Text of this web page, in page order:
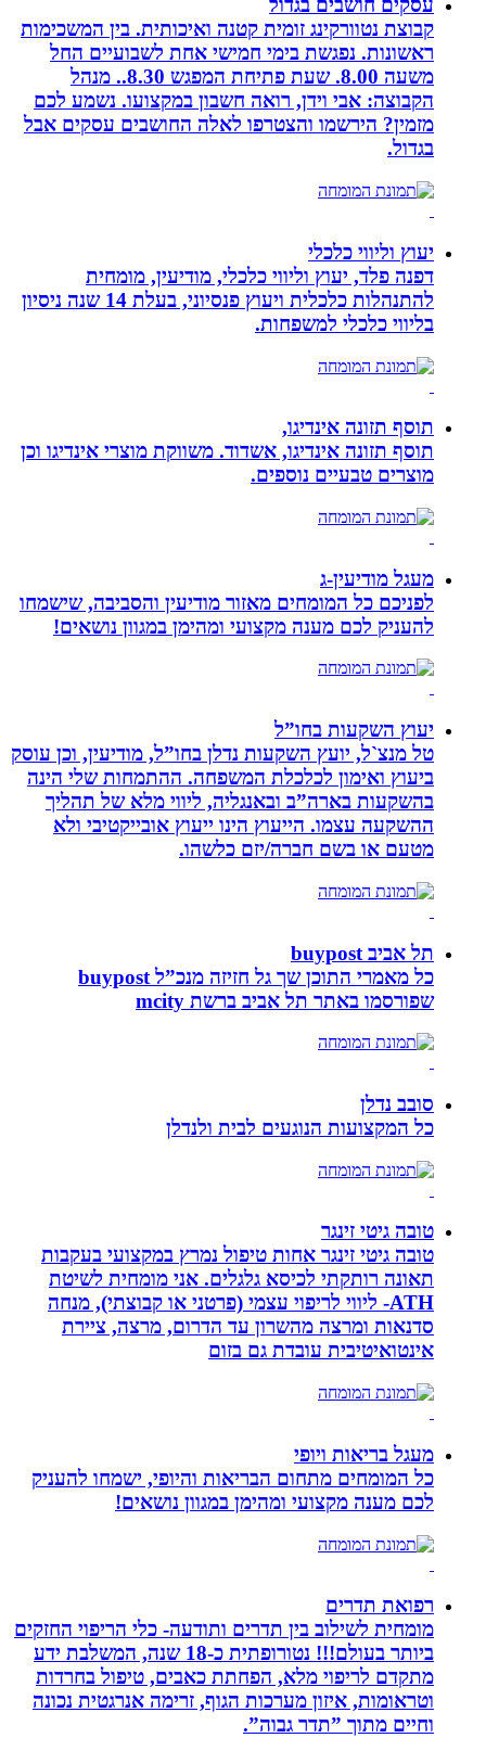
עסקים חושבים בגדול
קבוצת נטוורקינג זומית קטנה ואיכותית. בין המשכימות
ראשונות. נפגשת בימי חמישי אחת לשבועיים החל
משעה 8.00. שעת פתיחת המפגש 8.30.. מנהל
הקבוצה: אבי וידן, רואה חשבון במקצועו. נשמע לכם
מזמין? הירשמו והצטרפו לאלה החושבים עסקים אבל
בגדול.
יעוץ וליווי כלכלי
דפנה פלד, יעוץ וליווי כלכלי, מודיעין, מומחית
להתנהלות כלכלית ויעוץ פנסיוני, בעלת 14 שנה ניסיון
בליווי כלכלי למשפחות.
תוסף תזונה אינדיגו,
תוסף תזונה אינדיגו, אשדוד. משווקת מוצרי אינדיגו וכן
מוצרים טבעיים נוספים.
מעגל מודיעין-ג
לפניכם כל המומחים מאזור מודיעין והסביבה, שישמחו
להעניק לכם מענה מקצועי ומהימן במגוון נושאים!
יעוץ השקעות בחו”ל
טל מנצ`ל, יועץ השקעות נדלן בחו”ל, מודיעין, וכן עוסק
ביעוץ ואימון לכלכלת המשפחה. ההתמחות שלי הינה
בהשקעות בארה”ב ובאנגליה, ליווי מלא של תהליך
ההשקעה עצמו. הייעוץ הינו ייעוץ אובייקטיבי ולא
מטעם או בשם חברה/יזם כלשהו.
תל אביב buypost
כל מאמרי התוכן שך גל חזיזה מנכ”ל buypost
שפורסמו באתר תל אביב ברשת mcity
סובב נדלן
כל המקצועות הנוגעים לבית ולנדלן
טובה גיטי זינגר
טובה גיטי זינגר אחות טיפול נמרץ במקצועי בעקבות
תאונה רותקתי לכיסא גלגלים. אני מומחית לשיטת
ATH- ליווי לריפוי עצמי (פרטני או קבוצתי), מנחה
סדנאות ומרצה מהשרון עד הדרום, מרצה, ציירת
אינטואיטיבית עובדת גם בזום
מעגל בריאות ויופי
כל המומחים מתחום הבריאות והיופי, ישמחו להעניק
לכם מענה מקצועי ומהימן במגוון נושאים!
רפואת תדרים
מומחית לשילוב בין תדרים ותודעה- כלי הריפוי החזקים
ביותר בעולם!!! נטורופתית כ-18 שנה, המשלבת ידע
מתקדם לריפוי מלא, הפחתת כאבים, טיפול בחרדות
וטראומות, איזון מערכות הגוף, זרימה אנרגטית נכונה
וחיים מתוך ”תדר גבוה”.